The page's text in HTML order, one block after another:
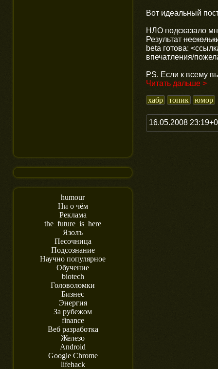
humour
Ни о чём
Реклама
the_future_is_here
Язолъ
Песочница
Подсознание
Научно популярное
Обучение
biotech
Головоломки
Бизнес
Энергия
За рубежом
finance
Веб разработка
Железо
Android
Google Chrome
lifehack
Вот идеальный
НЛО подсказало
Результат
beta готова:
впечатления/
PS. Если к всему
Читать дальше >
хабр
топик юмор
16.05.2008